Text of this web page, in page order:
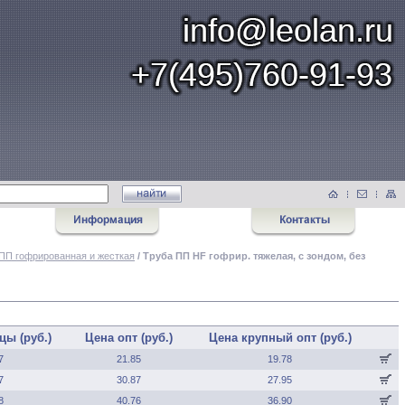
гофрированная и жесткая / Труба ПП HF гофрир. тяжелая, с зондом, без
(руб.) Цена опт (руб.) Цена крупный опт (руб.)
21.85
19.78
30.87
27.95
40.76
36.90